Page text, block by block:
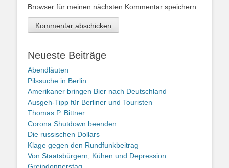
Browser für meinen nächsten Kommentar speichern.
Neueste Beiträge
Abendläuten
Pilssuche in Berlin
Amerikaner bringen Bier nach Deutschland
Ausgeh-Tipp für Berliner und Touristen
Thomas P. Bittner
Corona Shutdown beenden
Die russischen Dollars
Klage gegen den Rundfunkbeitrag
Von Staatsbürgern, Kühen und Depression
Greindonnerstag